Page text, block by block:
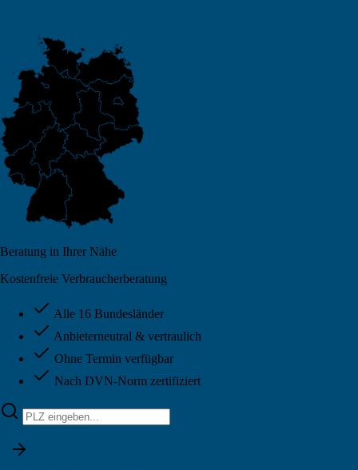
Beratung in Ihrer Nähe
Kostenfreie Verbraucherberatung
Alle 16 Bundesländer
Anbieterneutral & vertraulich
Ohne Termin verfügbar
Nach DVN-Norm zertifiziert